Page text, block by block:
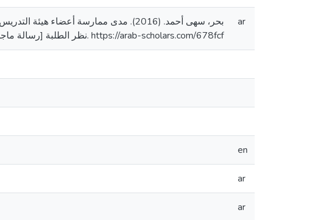
بحر، سهى أحمد. (2016). مدى ممارسة أعضاء
نظر الطلبة [رسالة ماجستير منشورة، جامعة القدس، فلسطين]. المستودع الرقمي لجامعة القدس. https://arab-scholars.com/678fcf
ar
en
ar
ar